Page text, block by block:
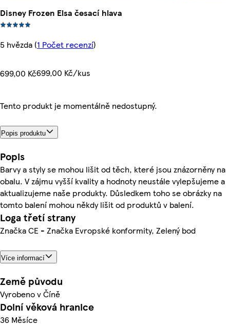
Disney Frozen Elsa česací hlava
5 hvězda (1 Počet recenzí)
699,00 Kč699,00 Kč/kus
Tento produkt je momentálně nedostupný.
Popis produktu
Popis
Barvy a styly se mohou lišit od těch, které jsou znázorněny na
obalu. V zájmu vyšší kvality a hodnoty neustále vylepšujeme a
aktualizujeme naše produkty. Důsledkem toho se obrázky na
tomto balení mohou někdy lišit od produktů v balení.
Loga třetí strany
Značka CE - Značka Evropské konformity, Zelený bod
Více informací
Země původu
Vyrobeno v Číně
Dolní věková hranice
36 Měsíce